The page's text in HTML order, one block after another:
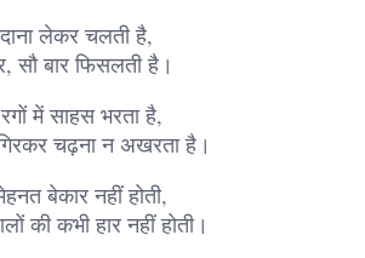
लेकर चलती है,
सौ बार फिसलती है।
में साहस भरता है,
चढ़ना न अखरता है।
बेकार नहीं होती,
की कभी हार नहीं होती।